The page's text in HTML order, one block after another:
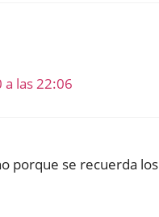
las 22:06
porque se recuerda los